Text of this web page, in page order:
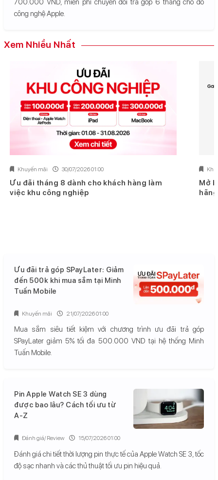
700.000 VND, miễn phí chuyển đổi trả góp 6 tháng cho đồ
công nghệ Apple.
Xem Nhiều Nhất
Khuyến mãi 30/07/2026 01:00
Ưu đãi tháng 8 dành cho khách hàng làm
việc khu công nghiệp
Mở
Ưu đãi trả góp SPayLater: Giảm
đến 500k khi mua sắm tại Minh
Tuấn Mobile
Mua sắm siêu tiết kiệm với chương trình ưu đãi trả góp
SPayLater giảm 5% tối đa 500.000 VND tại hệ thống Minh
Tuấn Mobile.
Khuyến mãi 21/07/2026 01:00
Pin Apple Watch SE 3 dùng
được bao lâu? Cách tối ưu từ
A-Z
Đánh giá chi tiết thời lượng pin thực tế của Apple Watch SE 3, tốc
độ sạc nhanh và các thủ thuật tối ưu pin hiệu quả.
Đánh giá/ Review 15/07/2026 01:00